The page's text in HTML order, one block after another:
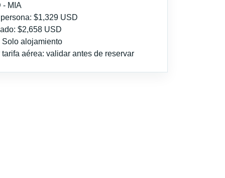
- MIA
$1,329 USD
$2,658 USD
Solo alojamiento
aérea: validar antes de reservar